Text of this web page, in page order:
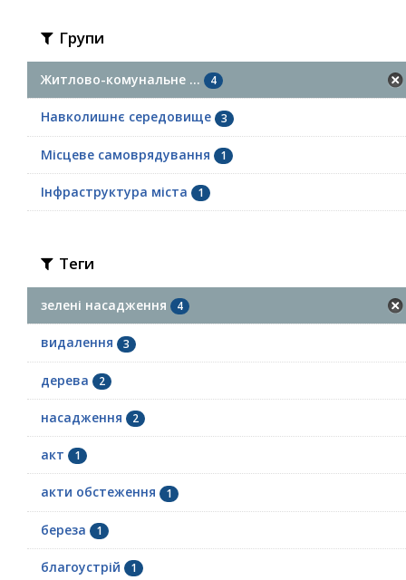
Групи
Житлово-комунальне ... 4
Навколишнє середовище 3
Місцеве самоврядування 1
Інфраструктура міста 1
Теги
зелені насадження 4
видалення 3
дерева 2
насадження 2
акт 1
акти обстеження 1
береза 1
благоустрій 1